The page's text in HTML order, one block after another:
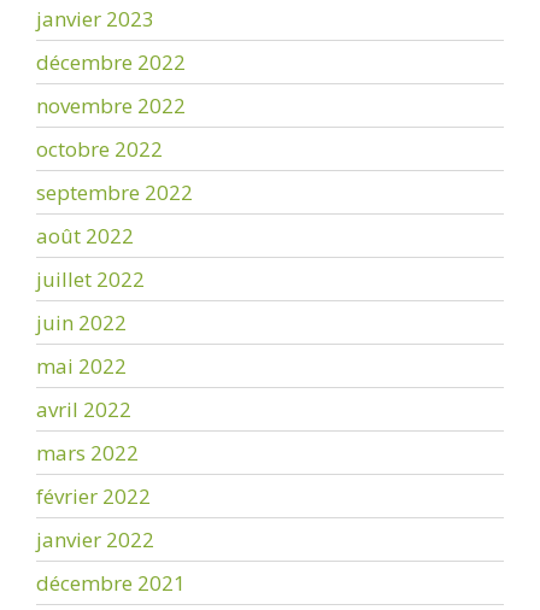
janvier 2023
décembre 2022
novembre 2022
octobre 2022
septembre 2022
août 2022
juillet 2022
juin 2022
mai 2022
avril 2022
mars 2022
février 2022
janvier 2022
décembre 2021